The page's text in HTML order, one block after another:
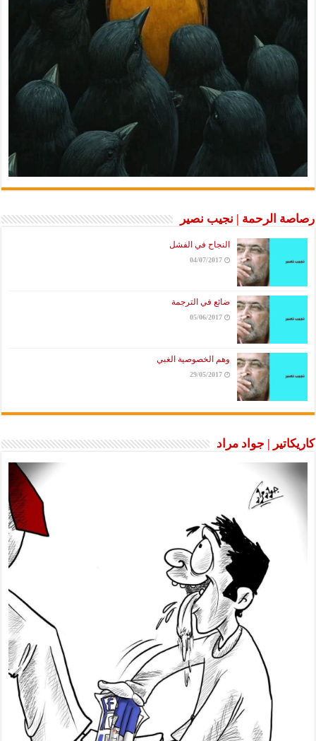
رصاصة الرحمة | نجيب نصير
النجاح في الفشل
04/07/2017
ضائع في الترجمة
05/06/2017
وهم الخصوصية الغبي
29/05/2017
كاريكاتير | جواد مراد